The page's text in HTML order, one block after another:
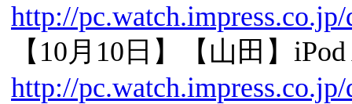
http://
【10月10日】【山田】
http://